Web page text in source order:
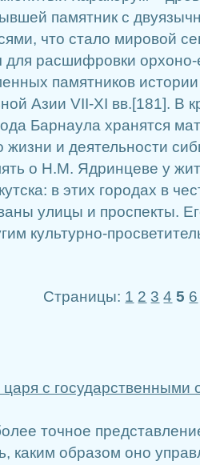
памятник с
что стало мировой
для расшифровки орхоно-
памятников истории
Азии VII-XI вв.[181]. В
Барнаула хранятся
и деятельности
о Н.М. Ядринцеве у
в этих городах в
улицы и проспекты.
культурно-
Страницы: 1 2 3 4 5 6
с государственными
точное
каким образом оно